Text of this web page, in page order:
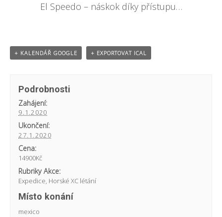
El Speedo – náskok díky přístupu…
+ KALENDÁŘ GOOGLE + EXPORTOVAT ICAL
Podrobnosti
Zahájení:
9.1.2020
Ukončení:
27.1.2020
Cena:
14900Kč
Rubriky Akce:
Expedice, Horské XC létání
Místo konání
mexico